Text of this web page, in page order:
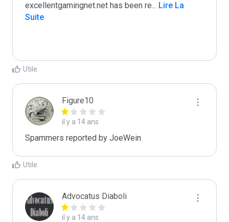
excellentgamingnet.net has been re... Lire La
Suite
Utile
Figure10
il y a 14 ans
Spammers reported by JoeWein
Utile
Advocatus Diaboli
il y a 14 ans